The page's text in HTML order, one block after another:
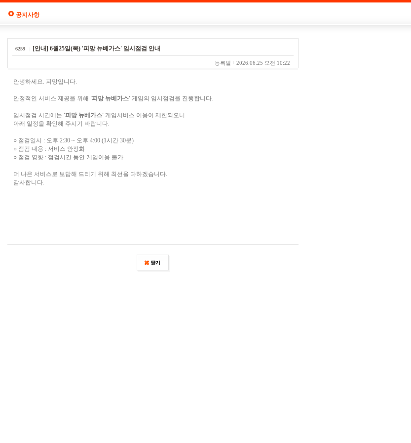
공지사항
6259 [안내] 6월25일(목) '피망 뉴베가스' 임시점검 안내
등록일 2026.06.25 오전 10:22
안녕하세요. 피망입니다.
안정적인 서비스 제공을 위해 '피망 뉴베가스' 게임의 임시점검을 진행합니다.
임시점검 시간에는 '피망 뉴베가스' 게임서비스 이용이 제한되오니
아래 일정을 확인해 주시기 바랍니다.
○ 점검일시 : 오후 2:30 ~ 오후 4:00 (1시간 30분)
○ 점검 내용 : 서비스 안정화
○ 점검 영향 : 점검시간 동안 게임이용 불가
더 나은 서비스로 보답해 드리기 위해 최선을 다하겠습니다.
감사합니다.